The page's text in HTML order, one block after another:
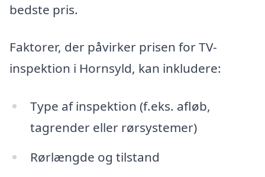
bedste pris.
Faktorer, der påvirker prisen for TV-
inspektion i Hornsyld, kan inkludere:
Type af inspektion (f.eks. afløb,
tagrender eller rørsystemer)
Rørlængde og tilstand